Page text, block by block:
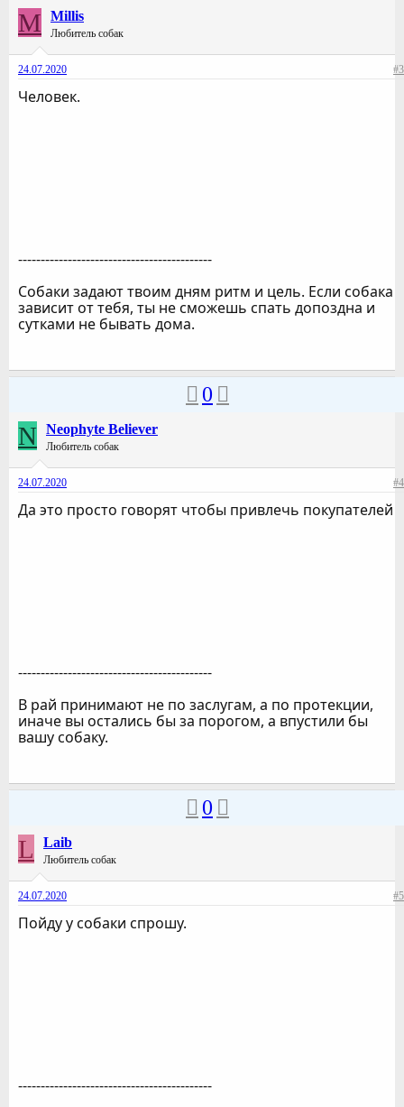
M Millis
Любитель собак
24.07.2020 #3
Человек.
-------------------------------------------
Собаки задают твоим дням ритм и цель. Если собака
зависит от тебя, ты не сможешь спать допоздна и
сутками не бывать дома.
0
N Neophyte Believer
Любитель собак
24.07.2020 #4
Да это просто говорят чтобы привлечь покупателей
-------------------------------------------
В рай принимают не по заслугам, а по протекции,
иначе вы остались бы за порогом, а впустили бы
вашу собаку.
0
L Laib
Любитель собак
24.07.2020 #5
Пойду у собаки спрошу.
-------------------------------------------